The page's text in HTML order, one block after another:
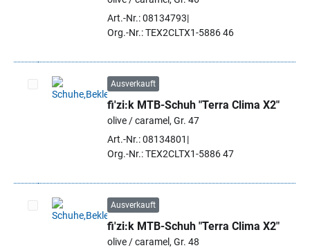
Art.-Nr.: 08134793
Org.-Nr.: TEX2CLTX1-5886 46
Artikel auswählen
Ausverkauft
fi'zi:k MTB-Schuh "Terra Clima X2"
olive / caramel, Gr. 47
Art.-Nr.: 08134801
Org.-Nr.: TEX2CLTX1-5886 47
Artikel auswählen
Ausverkauft
fi'zi:k MTB-Schuh "Terra Clima X2"
olive / caramel, Gr. 48